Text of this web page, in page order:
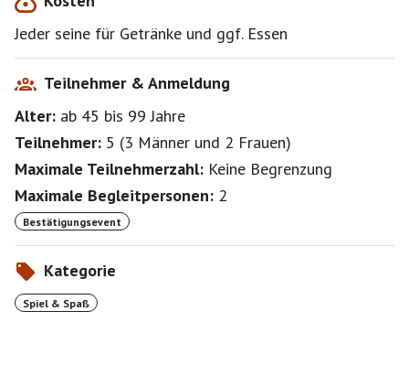
Jeder seine für Getränke und ggf. Essen
Teilnehmer & Anmeldung
Alter: ab 45 bis 99Jahre
Teilnehmer: 5 (3 Männer und 2 Frauen)
Maximale Teilnehmerzahl: Keine Begrenzung
Maximale Begleitpersonen: 2
Bestätigungsevent
Kategorie
Spiel & Spaß